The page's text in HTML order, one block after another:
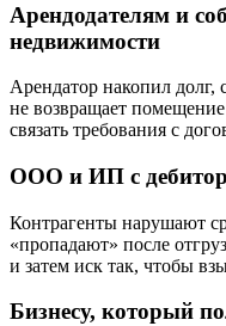
Арендодателям и
недвижимости
Арендатор накопил долг,
не возвращает
связать требования с
ООО и ИП с
Контрагенты нарушают
«пропадают» после
и затем иск так, чтобы
Бизнесу, который